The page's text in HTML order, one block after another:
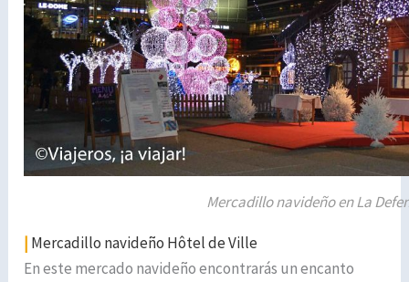
Mercadillo navideño en La
| Mercadillo navideño Hôtel de Ville
En este mercado navideño encontrarás un encanto